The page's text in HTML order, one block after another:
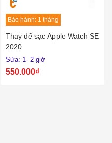
Bảo hành: 1 tháng
Thay đế sạc Apple Watch SE
2020
Sửa: 1- 2 giờ
550.000₫